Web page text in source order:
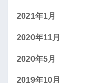
2021年1月
2020年11月
2020年5月
2019年10月